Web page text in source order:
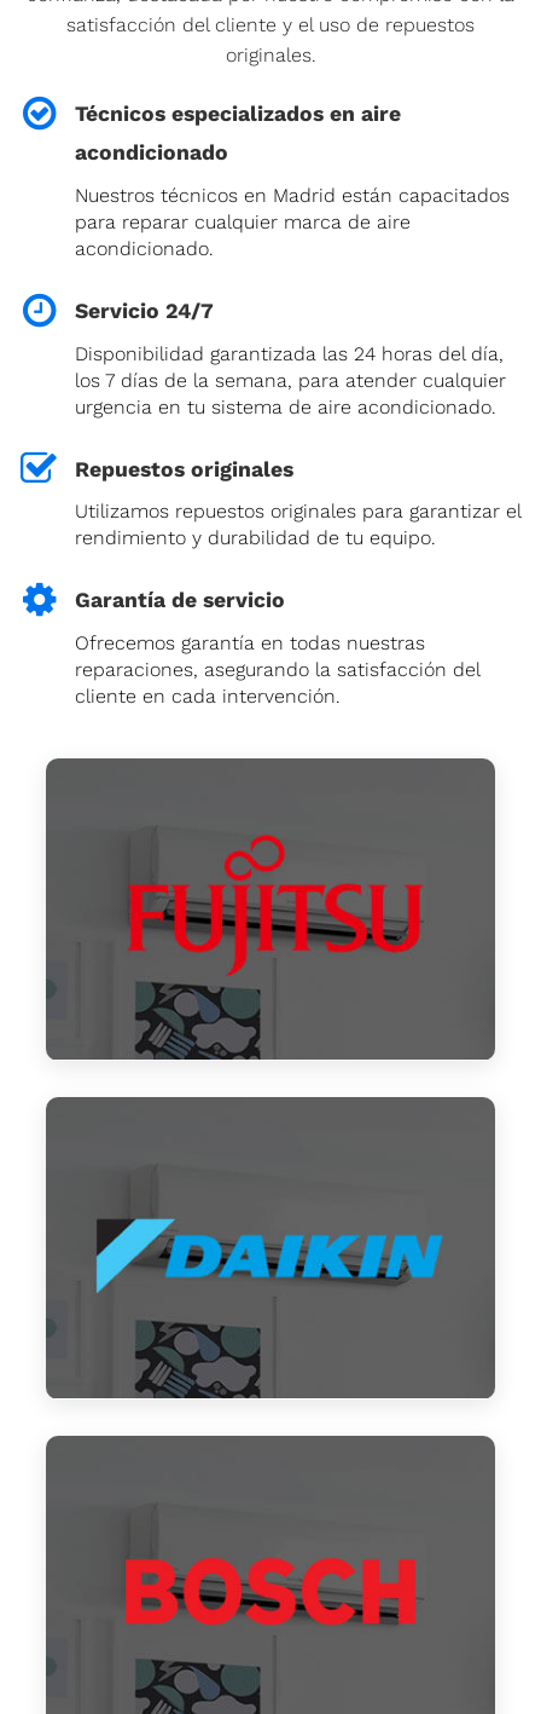
satisfacción del cliente y el uso de repuestos
originales.
Técnicos especializados en aire
acondicionado
Nuestros técnicos en Madrid están capacitados
para reparar cualquier marca de aire
acondicionado.
Servicio 24/7
Disponibilidad garantizada las 24 horas del día,
los 7 días de la semana, para atender cualquier
urgencia en tu sistema de aire acondicionado.
Repuestos originales
Utilizamos repuestos originales para garantizar el
rendimiento y durabilidad de tu equipo.
Garantía de servicio
Ofrecemos garantía en todas nuestras
reparaciones, asegurando la satisfacción del
cliente en cada intervención.
Reparación aire acondicionado Fujitsu
Reparación aire acondicionado Daikin